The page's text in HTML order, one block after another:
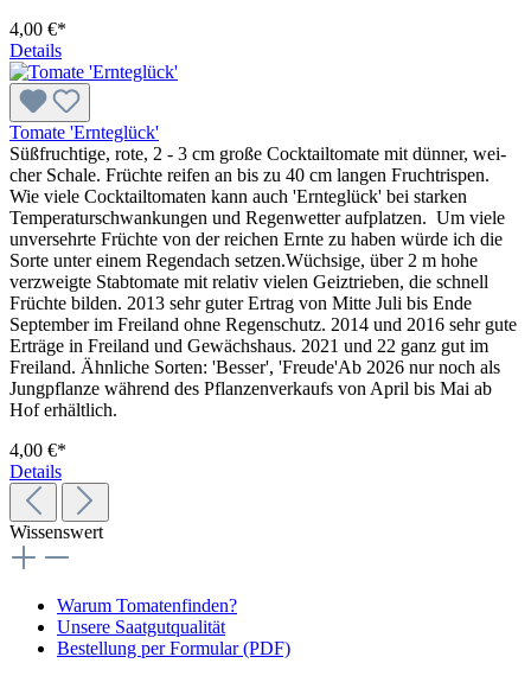
4,00 €*
Details
Tomate 'Ernteglück'
Süßfruchtige, rote, 2 - 3 cm große Cocktailtomate mit dünner, wei­
cher Schale. Früchte reifen an bis zu 40 cm langen Fruchtrispen.
Wie viele Cocktailtomaten kann auch 'Ernteglück' bei starken
Temperaturschwankungen und Regenwetter aufplatzen. Um viele
unversehrte Früchte von der reichen Ernte zu haben würde ich die
Sorte unter einem Regendach setzen.Wüch­sige, über 2 m hohe
verzweigte Stabtomate mit relativ vielen Geiztrieben, die schnell
Früchte bilden. 2013 sehr guter Ertrag von Mitte Juli bis Ende
September im Freiland ohne Regenschutz. 2014 und 2016 sehr gute
Erträge in Freiland und Gewächshaus. 2021 und 22 ganz gut im
Freiland. Ähnliche Sorten: 'Besser', 'Freude'Ab 2026 nur noch als
Jungpflanze während des Pflanzenverkaufs von April bis Mai ab
Hof erhältlich.
4,00 €*
Details
Wissenswert
Warum Tomatenfinden?
Unsere Saatgutqualität
Bestellung per Formular (PDF)